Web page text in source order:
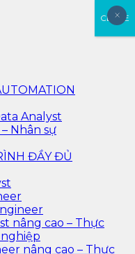
& AI Insight Data
dữ liệu & AI chuyên
hiểm – chứng khoán
thực tế, cá nhân hóa
Analyst
Nhân sự
ĐẦY ĐỦ
nâng cao – Thực
nâng cao – Thực
×
CLOSE
×